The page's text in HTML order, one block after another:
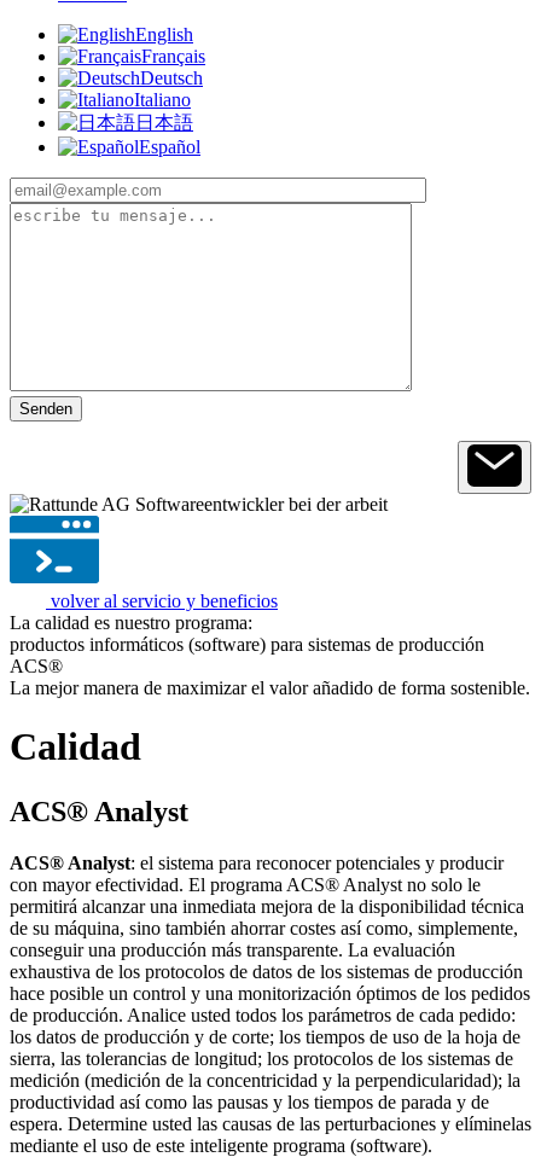
English
Français
Deutsch
Italiano
日本語
Español
volver al servicio y beneficios
La calidad es nuestro programa:
productos informáticos (software) para sistemas de producción
ACS®
La mejor manera de maximizar el valor añadido de forma sostenible.
Calidad
ACS® Analyst
ACS® Analyst: el sistema para reconocer potenciales y producir
con mayor efectividad. El programa ACS® Analyst no solo le
permitirá alcanzar una inmediata mejora de la disponibilidad técnica
de su máquina, sino también ahorrar costes así como, simplemente,
conseguir una producción más transparente. La evaluación
exhaustiva de los protocolos de datos de los sistemas de producción
hace posible un control y una monitorización óptimos de los pedidos
de producción. Analice usted todos los parámetros de cada pedido:
los datos de producción y de corte; los tiempos de uso de la hoja de
sierra, las tolerancias de longitud; los protocolos de los sistemas de
medición (medición de la concentricidad y la perpendicularidad); la
productividad así como las pausas y los tiempos de parada y de
espera. Determine usted las causas de las perturbaciones y elíminelas
mediante el uso de este inteligente programa (software).